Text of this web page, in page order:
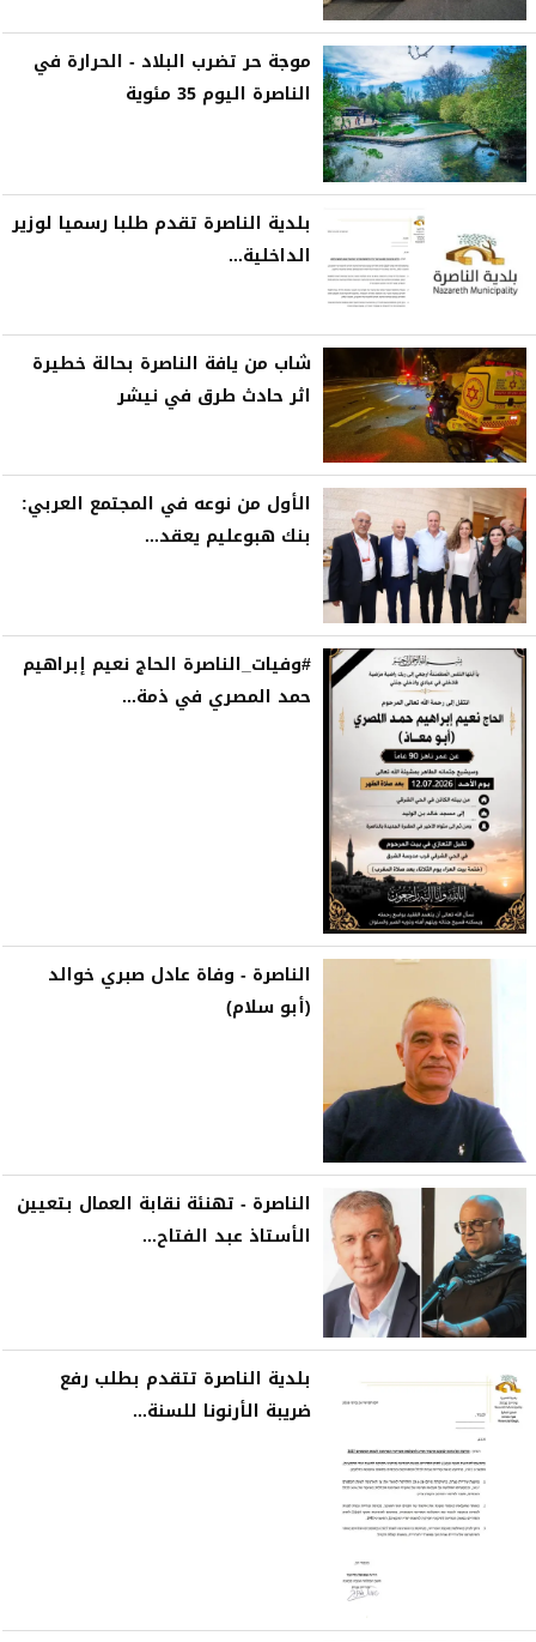
موجة حر تضرب البلاد - الحرارة في
الناصرة اليوم 35 مئوية
بلدية الناصرة تقدم طلبا رسميا لوزير
الداخلية...
شاب من يافة الناصرة بحالة خطيرة
اثر حادث طرق في نيشر
الأول من نوعه في المجتمع العربي:
بنك هبوعليم يعقد...
#وفيات_الناصرة الحاج نعيم إبراهيم
حمد المصري في ذمة...
الناصرة - وفاة عادل صبري خوالد
(أبو سلام)
الناصرة - تهنئة نقابة العمال بتعيين
الأستاذ عبد الفتاح...
بلدية الناصرة تتقدم بطلب رفع
ضريبة الأرنونا للسنة...